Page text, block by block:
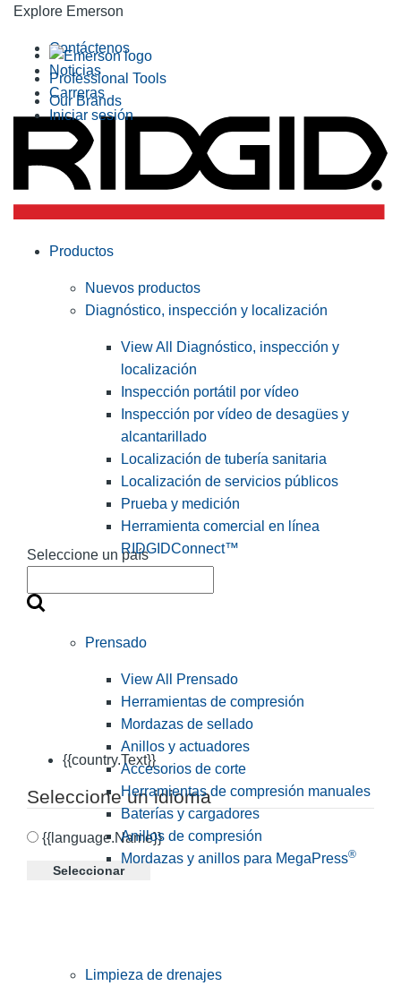
Explore Emerson
Professional Tools
Our Brands
Contáctenos
Noticias
Carreras
Iniciar sesión
Seleccione un país
{{country.Text}}
Seleccione un idioma
{{language.Name}}
Seleccionar
Productos
Nuevos productos
Diagnóstico, inspección y localización
View All Diagnóstico, inspección y
localización
Inspección portátil por vídeo
Inspección por vídeo de desagües y
alcantarillado
Localización de tubería sanitaria
Localización de servicios públicos
Prueba y medición
Herramienta comercial en línea
RIDGIDConnect™
Prensado
View All Prensado
Herramientas de compresión
Mordazas de sellado
Anillos y actuadores
Accesorios de corte
Herramientas de compresión manuales
Baterías y cargadores
Anillos de compresión
Mordazas y anillos para MegaPress®
Limpieza de drenajes